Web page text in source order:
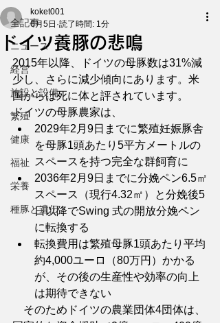
全記事
ニュース
経営
施設と設備
繁殖
健康
福祉
栄養
種豚と遺伝
ドイツ養豚の悲鳴
koket001
6月5日 読了時間: 1分
2015年以降、ドイツの母豚数は31%減
少し、さらに減少傾向にあります。米
国からは死に体と評されています。
ドイツの母豚農家は、
2029年2月9日までに繁殖妊娠豚舎
を母豚1頭あたり5平方メートルの
スペースを持つ完全な群飼育に
2036年2月9日までに分娩ペン6.5㎡
スペース（現行4.32㎡）と分娩後5
日以降でSwing 式の開放分娩ペン
に転換する
転換費用は繁殖母豚1頭あたり平均
約4,000ユーロ（80万円）かかる
が、その後の生産性や効率の向上
は期待できない
そのためドイツの農業団体4団体は、